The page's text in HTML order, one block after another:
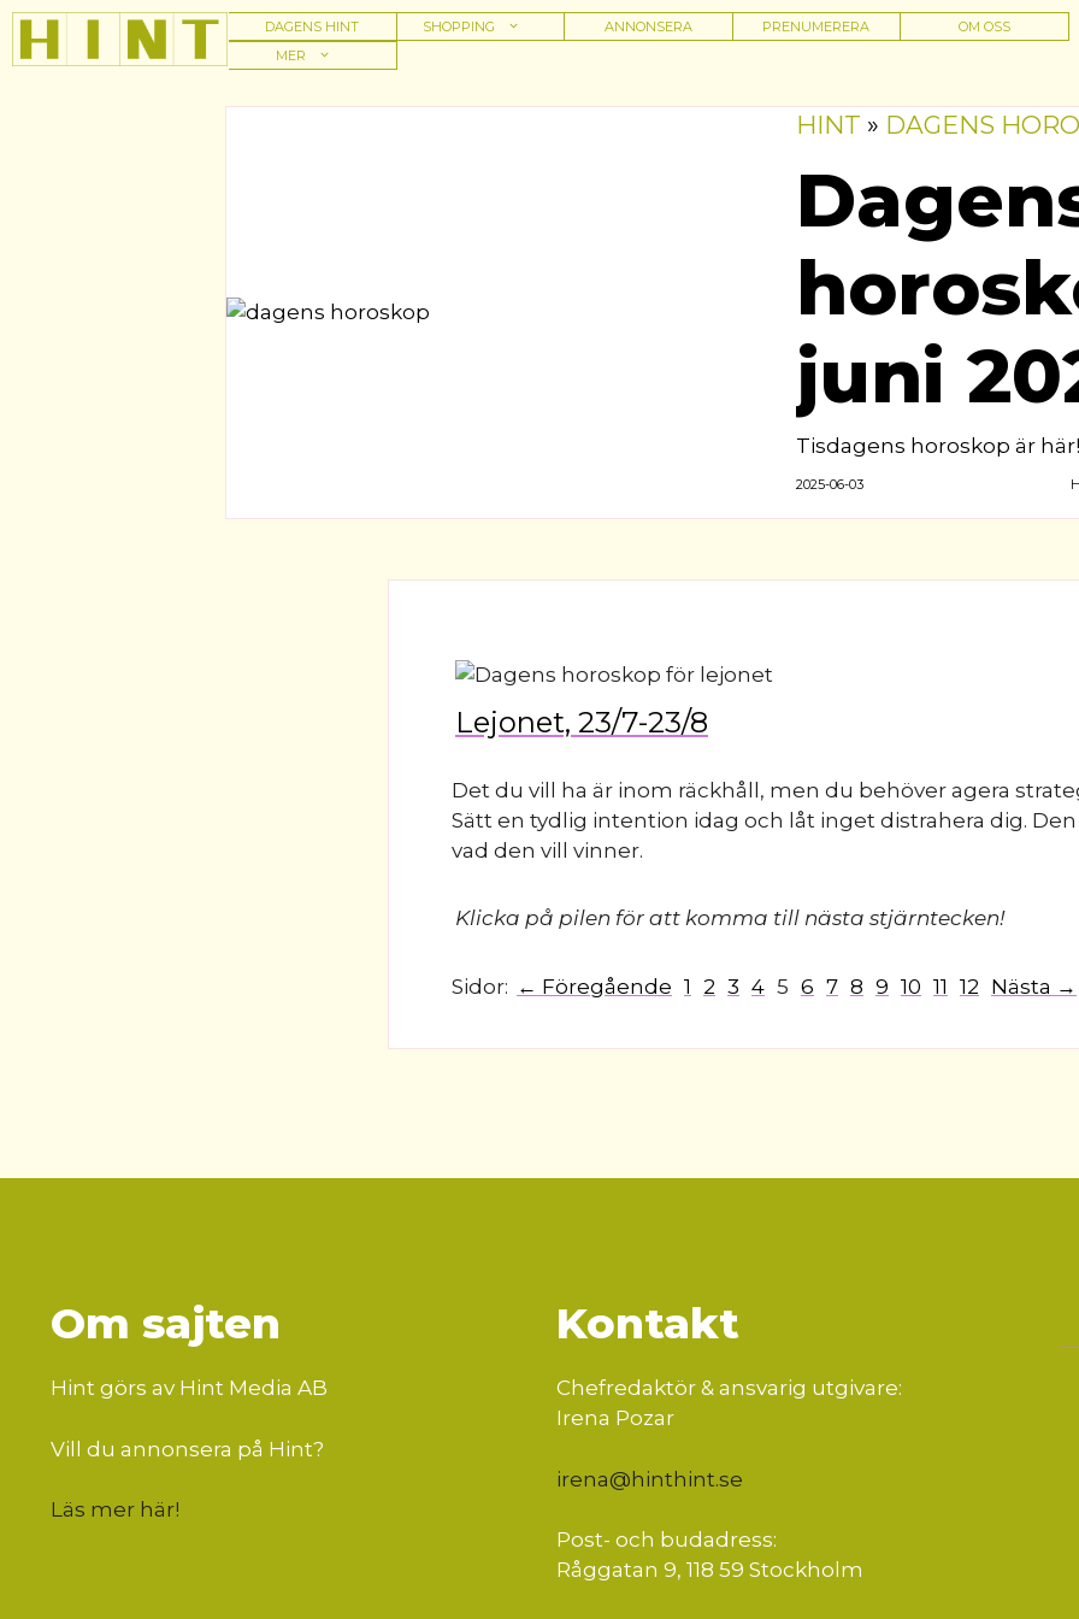
Hoppa
innehåll
DAGENS HINT SHOPPING ANNONSERA PRENUMERERA
OM OSS
MER
HINT » DAGENS
juni
Tisdagens horoskop är här!
2025-06-03
Lejonet, 23/7-23/8
Det du vill ha är inom räckhåll, men du behöver agera
Sätt en tydlig intention idag och låt inget distrahera dig.
vad den vill vinner.
Klicka på pilen för att komma till nästa stjärntecken!
Sidor: ← Föregående 1 2 3 4 5 6 7 8 9 10 11 12 Nästa →
Om sajten
Hint görs av Hint Media AB
Vill du annonsera på Hint?
Läs mer här!
Kontakt
Chefredaktör & ansvarig utgivare:
Irena Pozar
irena@hinthint.se
Post- och budadress:
Råggatan 9, 118 59 Stockholm